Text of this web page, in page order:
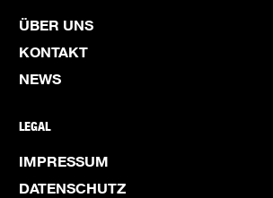
ÜBER UNS
KONTAKT
NEWS
LEGAL
IMPRESSUM
DATENSCHUTZ